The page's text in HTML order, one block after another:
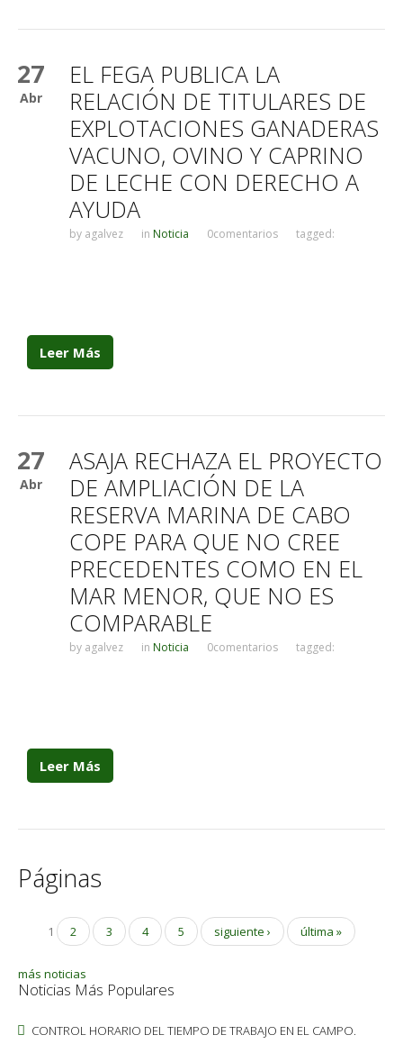
27
Abr
EL FEGA PUBLICA LA
RELACIÓN DE TITULARES DE
EXPLOTACIONES GANADERAS
VACUNO, OVINO Y CAPRINO
DE LECHE CON DERECHO A
AYUDA
by agalvez in Noticia 0comentarios tagged:
Leer Más
27
Abr
ASAJA RECHAZA EL PROYECTO
DE AMPLIACIÓN DE LA
RESERVA MARINA DE CABO
COPE PARA QUE NO CREE
PRECEDENTES COMO EN EL
MAR MENOR, QUE NO ES
COMPARABLE
by agalvez in Noticia 0comentarios tagged:
Leer Más
Páginas
1 2 3 4 5 siguiente › última »
más noticias
Noticias Más Populares
CONTROL HORARIO DEL TIEMPO DE TRABAJO EN EL CAMPO.